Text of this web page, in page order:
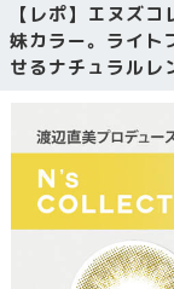
【レポ】エヌズ
妹カラー。ライト
せるナチュラルレ